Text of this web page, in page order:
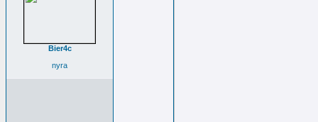
Bier4c
nyra